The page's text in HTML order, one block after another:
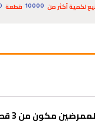
لكمية أكثر من
10000 قطعة
من 3 قطع من غير اكمام